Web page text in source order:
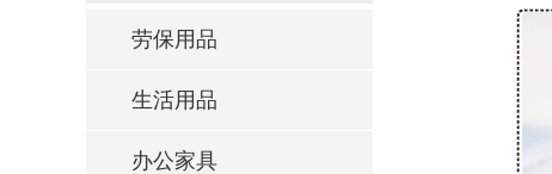
劳保用品
生活用品
办公家具